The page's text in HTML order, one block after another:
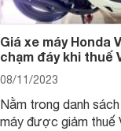
Giá xe máy Honda
chạm đáy khi thuế
08/11/2023
Nằm trong danh
máy được giảm thuế